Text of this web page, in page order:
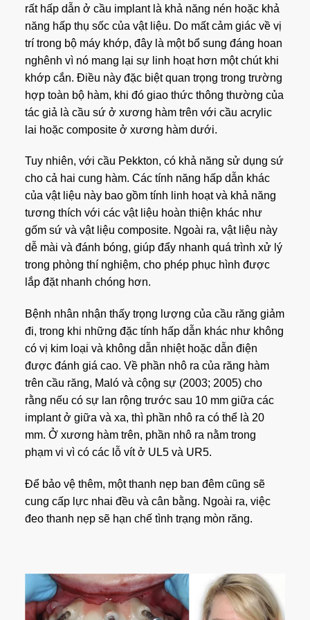
rất hấp dẫn ở cầu implant là khả năng nén hoặc khả
năng hấp thụ sốc của vật liệu. Do mất cảm giác về vị
trí trong bộ máy khớp, đây là một bổ sung đáng hoan
nghênh vì nó mang lại sự linh hoạt hơn một chút khi
khớp cắn. Điều này đặc biệt quan trọng trong trường
hợp toàn bộ hàm, khi đó giao thức thông thường của
tác giả là cầu sứ ở xương hàm trên với cầu acrylic
lai hoặc composite ở xương hàm dưới.
Tuy nhiên, với cầu Pekkton, có khả năng sử dụng sứ
cho cả hai cung hàm. Các tính năng hấp dẫn khác
của vật liệu này bao gồm tính linh hoạt và khả năng
tương thích với các vật liệu hoàn thiện khác như
gốm sứ và vật liệu composite. Ngoài ra, vật liệu này
dễ mài và đánh bóng, giúp đẩy nhanh quá trình xử lý
trong phòng thí nghiệm, cho phép phục hình được
lắp đặt nhanh chóng hơn.
Bệnh nhân nhận thấy trọng lượng của cầu răng giảm
đi, trong khi những đặc tính hấp dẫn khác như không
có vị kim loại và không dẫn nhiệt hoặc dẫn điện
được đánh giá cao. Về phần nhô ra của răng hàm
trên cầu răng, Maló và cộng sự (2003; 2005) cho
rằng nếu có sự lan rộng trước sau 10 mm giữa các
implant ở giữa và xa, thì phần nhô ra có thể là 20
mm. Ở xương hàm trên, phần nhô ra nằm trong
phạm vi vì có các lỗ vít ở UL5 và UR5.
Để bảo vệ thêm, một thanh nẹp ban đêm cũng sẽ
cung cấp lực nhai đều và cân bằng. Ngoài ra, việc
đeo thanh nẹp sẽ hạn chế tình trạng mòn răng.